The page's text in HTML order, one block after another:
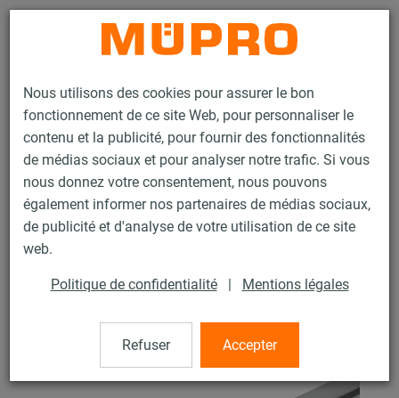
Nous utilisons des cookies pour assurer le bon
fonctionnement de ce site Web, pour personnaliser le
contenu et la publicité, pour fournir des fonctionnalités
de médias sociaux et pour analyser notre trafic. Si vous
nous donnez votre consentement, nous pouvons
également informer nos partenaires de médias sociaux,
de publicité et d'analyse de votre utilisation de ce site
web.
Politique de confidentialité | Mentions légales
Refuser Accepter
Contact
Produits Technique de fixation
Supports lourds
Rails d’installation MPT (plage de charge lourde)
Profilé MPT Q150 3 rainures
Profilé MPT Q150 3 rainures